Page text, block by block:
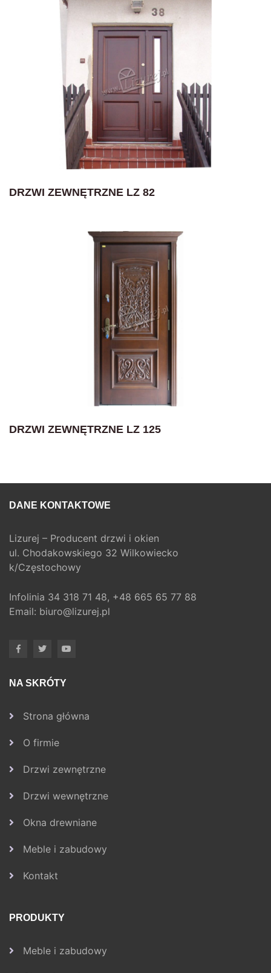
DRZWI ZEWNĘTRZNE LZ 82
DRZWI ZEWNĘTRZNE LZ 125
DANE KONTAKTOWE
Lizurej – Producent drzwi i okien
ul. Chodakowskiego 32 Wilkowiecko
k/Częstochowy
Infolinia 34 318 71 48, +48 665 65 77 88
Email: biuro@lizurej.pl
NA SKRÓTY
Strona główna
O firmie
Drzwi zewnętrzne
Drzwi wewnętrzne
Okna drewniane
Meble i zabudowy
Kontakt
PRODUKTY
Meble i zabudowy